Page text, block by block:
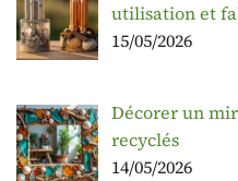
utilisation et
15/05/2026
Décorer un
recyclés
14/05/2026